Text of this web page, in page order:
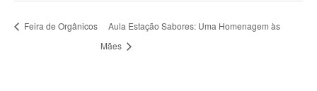
Feira de Orgânicos
Aula Estação Sabores: Uma Homenagem às
Mães